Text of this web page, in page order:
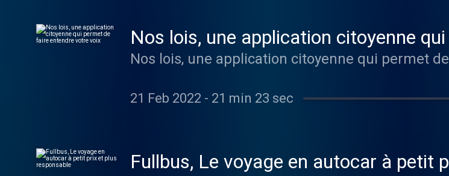
Nos lois, une application citoyenne
voix
Nos lois, une application citoyenne qui permet
21 Feb 2022 - 21 min 23 sec
Fullbus, Le